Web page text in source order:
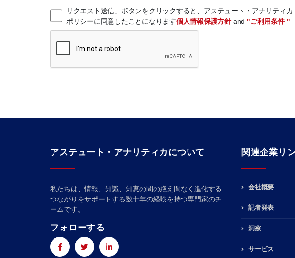
リクエスト送信」ボタンをクリックすると、アステュート・アナリティ
ポリシーに同意したことになります個人情報保護方針and "ご利用条件 "
アステュート・アナリティカについて
私たちは、情報、知識、知恵の間の絶え間なく進化する
つながりをサポートする数十年の経験を持つ専門家のチ
ームです。
フォローする
関連企業リ
会社概要
記者発表
洞察
サービス